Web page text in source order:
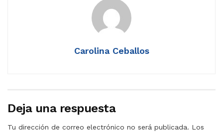
Carolina Ceballos
Deja una respuesta
Tu dirección de correo electrónico no será publicada. Los